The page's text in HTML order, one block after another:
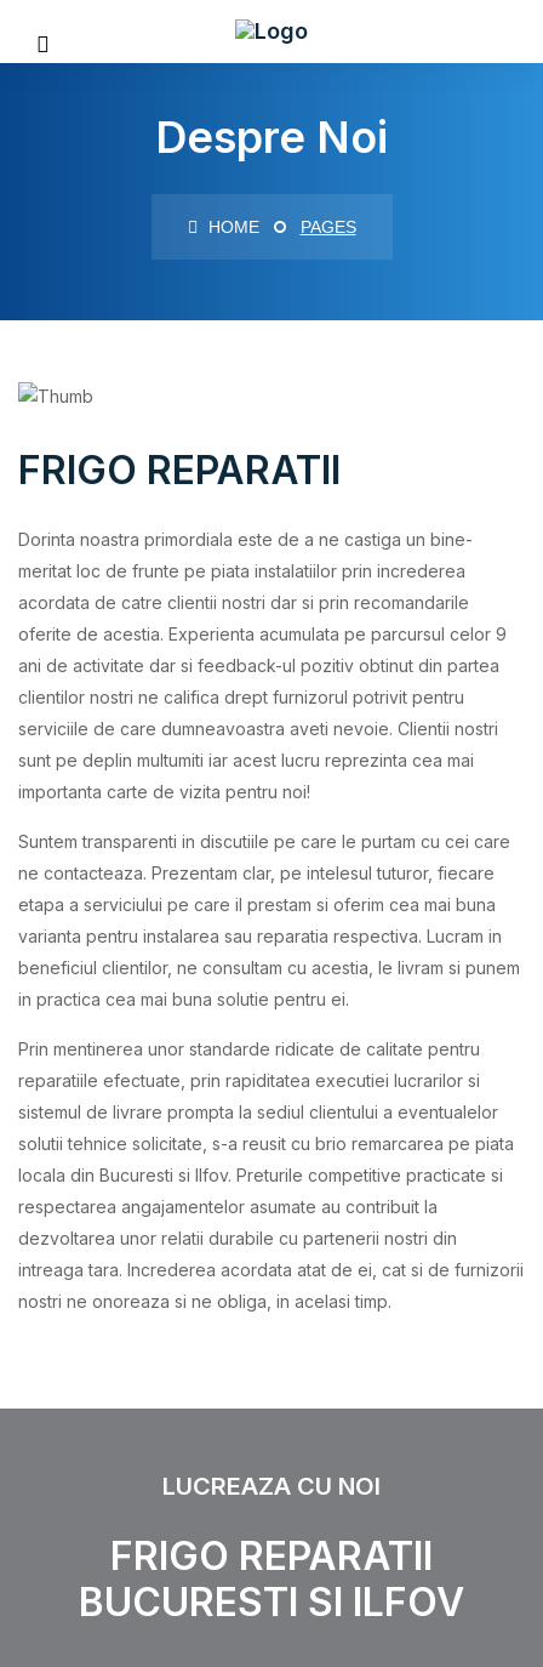
Despre Noi
HOME PAGES
FRIGO REPARATII
Dorinta noastra primordiala este de a ne castiga un bine-
meritat loc de frunte pe piata instalatiilor prin increderea
acordata de catre clientii nostri dar si prin recomandarile
oferite de acestia. Experienta acumulata pe parcursul celor 9
ani de activitate dar si feedback-ul pozitiv obtinut din partea
clientilor nostri ne califica drept furnizorul potrivit pentru
serviciile de care dumneavoastra aveti nevoie. Clientii nostri
sunt pe deplin multumiti iar acest lucru reprezinta cea mai
importanta carte de vizita pentru noi!
Suntem transparenti in discutiile pe care le purtam cu cei care
ne contacteaza. Prezentam clar, pe intelesul tuturor, fiecare
etapa a serviciului pe care il prestam si oferim cea mai buna
varianta pentru instalarea sau reparatia respectiva. Lucram in
beneficiul clientilor, ne consultam cu acestia, le livram si punem
in practica cea mai buna solutie pentru ei.
Prin mentinerea unor standarde ridicate de calitate pentru
reparatiile efectuate, prin rapiditatea executiei lucrarilor si
sistemul de livrare prompta la sediul clientului a eventualelor
solutii tehnice solicitate, s-a reusit cu brio remarcarea pe piata
locala din Bucuresti si Ilfov. Preturile competitive practicate si
respectarea angajamentelor asumate au contribuit la
dezvoltarea unor relatii durabile cu partenerii nostri din
intreaga tara. Increderea acordata atat de ei, cat si de furnizorii
nostri ne onoreaza si ne obliga, in acelasi timp.
LUCREAZA CU NOI
FRIGO REPARATII
BUCURESTI SI ILFOV